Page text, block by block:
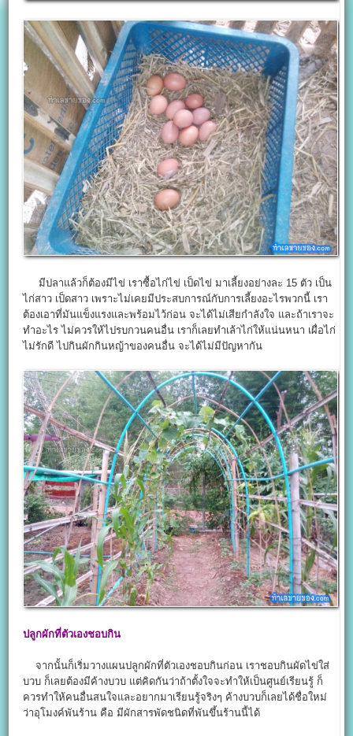
มีปลาแล้วก็ต้องมีไข่ เราซื้อไก่ไข่ เป็ดไข่ มาเลี้ยงอย่างละ 15 ตัว เป็น
ไก่สาว เป็ดสาว เพราะไม่เคยมีประสบการณ์กับการเลี้ยงอะไรพวกนี้ เรา
ต้องเอาที่มันแข็งแรงและพร้อมไว้ก่อน จะได้ไม่เสียกำลังใจ และถ้าเราจะ
ทำอะไร ไม่ควรให้ไปรบกวนคนอื่น เราก็เลยทำเล้าไก่ให้แน่นหนา เผื่อไก่
ไม่รักดี ไปกินผักกินหญ้าของคนอื่น จะได้ไม่มีปัญหากัน
ปลูกผักที่ตัวเองชอบกิน
จากนั้นก็เริ่มวางแผนปลูกผักที่ตัวเองชอบกินก่อน เราชอบกินผัดไข่ใส่
บวบ ก็เลยต้องมีค้างบวบ แต่คิดกันว่าถ้าตั้งใจจะทำให้เป็นศูนย์เรียนรู้ ก็
ควรทำให้คนอื่นสนใจและอยากมาเรียนรู้จริงๆ ค้างบวบก็เลยได้ชื่อใหม่
ว่าอุโมงค์พันร้าน คือ มีผักสารพัดชนิดที่พันขึ้นร้านนี้ได้